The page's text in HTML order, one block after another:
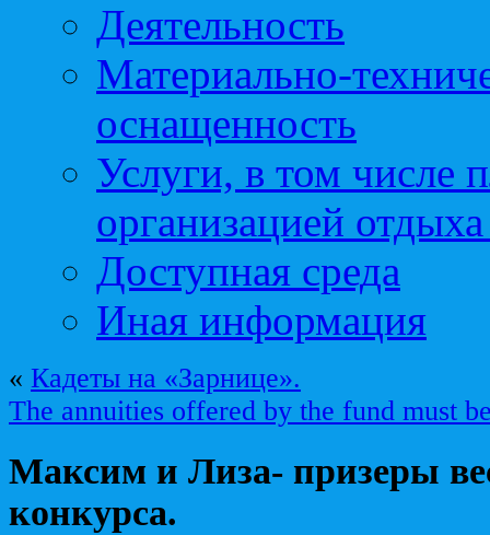
Деятельность
Материально-
оснащенность
Услуги, в том числе
организацией
Доступная среда
Иная информация
« Кадеты на «Зарнице».
The annuities offered by the fund must
Максим и Лиза- призеры
конкурса.